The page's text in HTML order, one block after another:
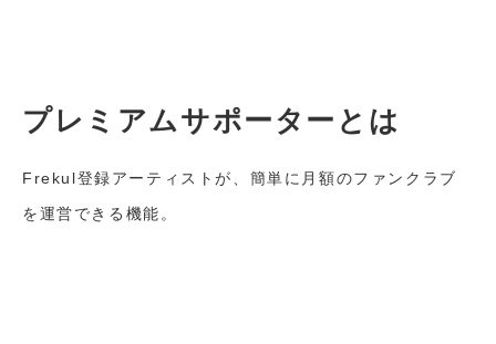
プレミアムサポーターとは
Frekul登録アーティストが、簡単に月額のファンクラブ
を運営できる機能。